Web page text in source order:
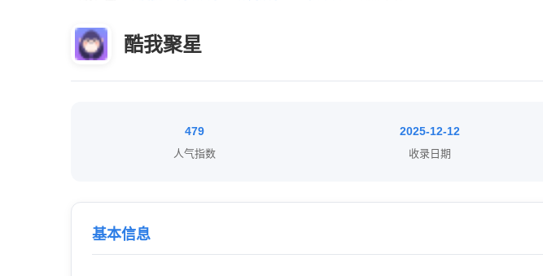
酷我聚星
479
人气指数
2025-12-12
收录日期
基本信息